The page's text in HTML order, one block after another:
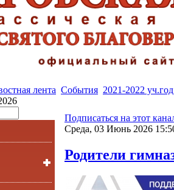
лента События 2021-2022 уч.год
Подписаться на этот
Среда, 03 Июнь 2026
Родители